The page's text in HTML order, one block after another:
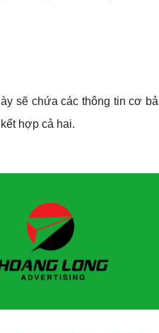
sẽ chứa các thông tin cơ
hợp cả hai.